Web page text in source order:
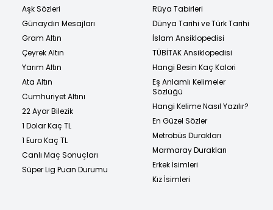
Aşk Sözleri
Günaydın Mesajları
Gram Altın
Çeyrek Altın
Yarım Altın
Ata Altın
Cumhuriyet Altını
22 Ayar Bilezik
1 Dolar Kaç TL
1 Euro Kaç TL
Canlı Maç Sonuçları
Süper Lig Puan Durumu
Rüya Tabirleri
Dünya Tarihi ve Türk Tarihi
İslam Ansiklopedisi
TÜBİTAK Ansiklopedisi
Hangi Besin Kaç Kalori
Eş Anlamlı Kelimeler
Sözlüğü
Hangi Kelime Nasıl Yazılır?
En Güzel Sözler
Metrobüs Durakları
Marmaray Durakları
Erkek İsimleri
Kız İsimleri